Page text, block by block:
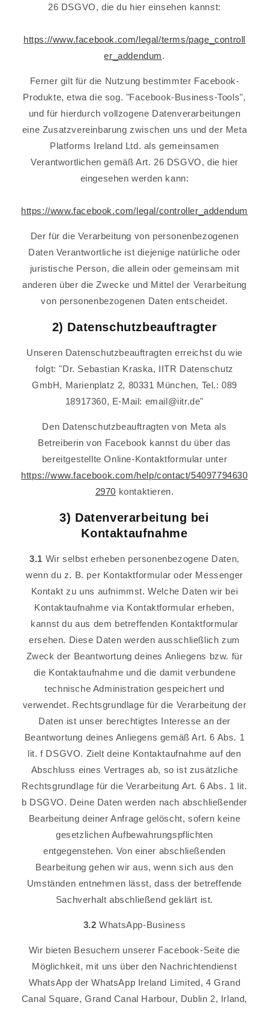
26 DSGVO, die du hier einsehen kannst:
https://www.facebook.com/legal/terms/page_controll
er_addendum.
Ferner gilt für die Nutzung bestimmter Facebook-
Produkte, etwa die sog. "Facebook-Business-Tools",
und für hierdurch vollzogene Datenverarbeitungen
eine Zusatzvereinbarung zwischen uns und der Meta
Platforms Ireland Ltd. als gemeinsamen
Verantwortlichen gemäß Art. 26 DSGVO, die hier
eingesehen werden kann:
https://www.facebook.com/legal/controller_addendum
Der für die Verarbeitung von personenbezogenen
Daten Verantwortliche ist diejenige natürliche oder
juristische Person, die allein oder gemeinsam mit
anderen über die Zwecke und Mittel der Verarbeitung
von personenbezogenen Daten entscheidet.
2) Datenschutzbeauftragter
Unseren Datenschutzbeauftragten erreichst du wie
folgt: "Dr. Sebastian Kraska, IITR Datenschutz
GmbH, Marienplatz 2, 80331 München, Tel.: 089
18917360, E-Mail: email@iitr.de"
Den Datenschutzbeauftragten von Meta als
Betreiberin von Facebook kannst du über das
bereitgestellte Online-Kontaktformular unter
https://www.facebook.com/help/contact/54097794630
2970 kontaktieren.
3) Datenverarbeitung bei
Kontaktaufnahme
3.1 Wir selbst erheben personenbezogene Daten,
wenn du z. B. per Kontaktformular oder Messenger
Kontakt zu uns aufnimmst. Welche Daten wir bei
Kontaktaufnahme via Kontaktformular erheben,
kannst du aus dem betreffenden Kontaktformular
ersehen. Diese Daten werden ausschließlich zum
Zweck der Beantwortung deines Anliegens bzw. für
die Kontaktaufnahme und die damit verbundene
technische Administration gespeichert und
verwendet. Rechtsgrundlage für die Verarbeitung der
Daten ist unser berechtigtes Interesse an der
Beantwortung deines Anliegens gemäß Art. 6 Abs. 1
lit. f DSGVO. Zielt deine Kontaktaufnahme auf den
Abschluss eines Vertrages ab, so ist zusätzliche
Rechtsgrundlage für die Verarbeitung Art. 6 Abs. 1 lit.
b DSGVO. Deine Daten werden nach abschließender
Bearbeitung deiner Anfrage gelöscht, sofern keine
gesetzlichen Aufbewahrungspflichten
entgegenstehen. Von einer abschließenden
Bearbeitung gehen wir aus, wenn sich aus den
Umständen entnehmen lässt, dass der betreffende
Sachverhalt abschließend geklärt ist.
3.2 WhatsApp-Business
Wir bieten Besuchern unserer Facebook-Seite die
Möglichkeit, mit uns über den Nachrichtendienst
WhatsApp der WhatsApp Ireland Limited, 4 Grand
Canal Square, Grand Canal Harbour, Dublin 2, Irland,